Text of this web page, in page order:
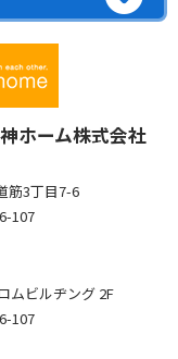
ホーム株式会社
筋3丁目7-6
107
ムビルヂング 2F
107